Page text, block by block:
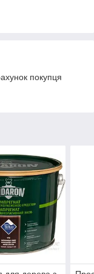
покупця